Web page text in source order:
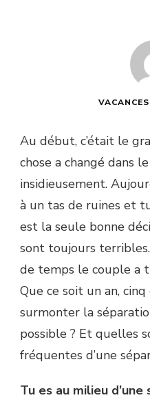
Au début, c’était le
chose a changé dans
insidieusement.
à un tas de ruines et
est la seule bonne
sont toujours
de temps le couple a
Que ce soit un an,
surmonter la
possible ? Et quelles
fréquentes d’une
Tu es au milieu